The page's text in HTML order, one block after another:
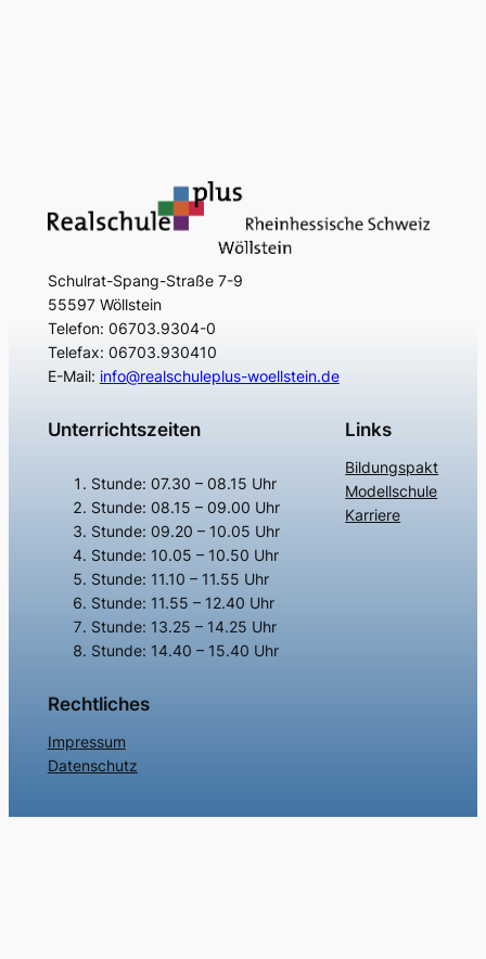
Schulrat-Spang-Straße 7-9
55597 Wöllstein
Telefon: 06703.9304-0
Telefax: 06703.930410
E-Mail: info@realschuleplus-woellstein.de
Unterrichtszeiten
Stunde: 07.30 – 08.15 Uhr
Stunde: 08.15 – 09.00 Uhr
Stunde: 09.20 – 10.05 Uhr
Stunde: 10.05 – 10.50 Uhr
Stunde: 11.10 – 11.55 Uhr
Stunde: 11.55 – 12.40 Uhr
Stunde: 13.25 – 14.25 Uhr
Stunde: 14.40 – 15.40 Uhr
Links
Bildungspakt
Modellschule
Karriere
Rechtliches
Impressum
Datenschutz